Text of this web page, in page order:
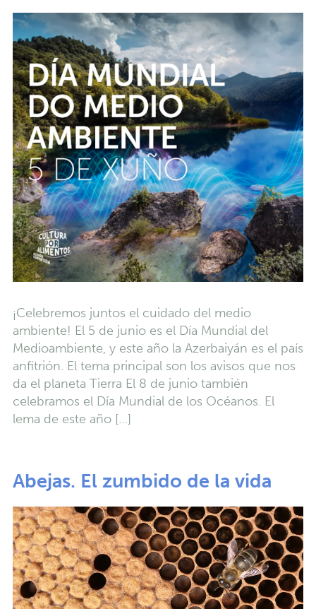
¡Celebremos juntos el cuidado del medio
ambiente! El 5 de junio es el Día Mundial del
Medioambiente, y este año la Azerbaiyán es el país
anfitrión. El tema principal son los avisos que nos
da el planeta Tierra El 8 de junio también
celebramos el Día Mundial de los Océanos. El
lema de este año […]
Abejas. El zumbido de la vida